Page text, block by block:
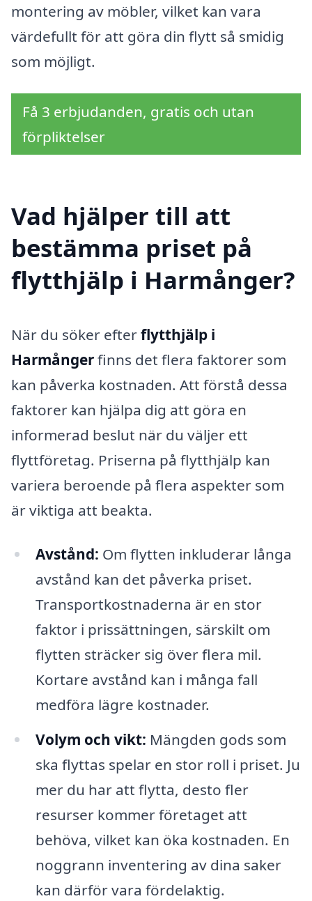
montering av möbler, vilket kan vara
värdefullt för att göra din flytt så smidig
som möjligt.
Få 3 erbjudanden, gratis och utan
förpliktelser
Vad hjälper till att
bestämma priset på
flytthjälp i Harmånger?
När du söker efterflytthjälp i
Harmångerfinns det flera faktorer som
kan påverka kostnaden. Att förstå dessa
faktorer kan hjälpa dig att göra en
informerad beslut när du väljer ett
flyttföretag. Priserna på flytthjälp kan
variera beroende på flera aspekter som
är viktiga att beakta.
Avstånd: Om flytten inkluderar långa
avstånd kan det påverka priset.
Transportkostnaderna är en stor
faktor i prissättningen, särskilt om
flytten sträcker sig över flera mil.
Kortare avstånd kan i många fall
medföra lägre kostnader.
Volym och vikt: Mängden gods som
ska flyttas spelar en stor roll i priset. Ju
mer du har att flytta, desto fler
resurser kommer företaget att
behöva, vilket kan öka kostnaden. En
noggrann inventering av dina saker
kan därför vara fördelaktig.